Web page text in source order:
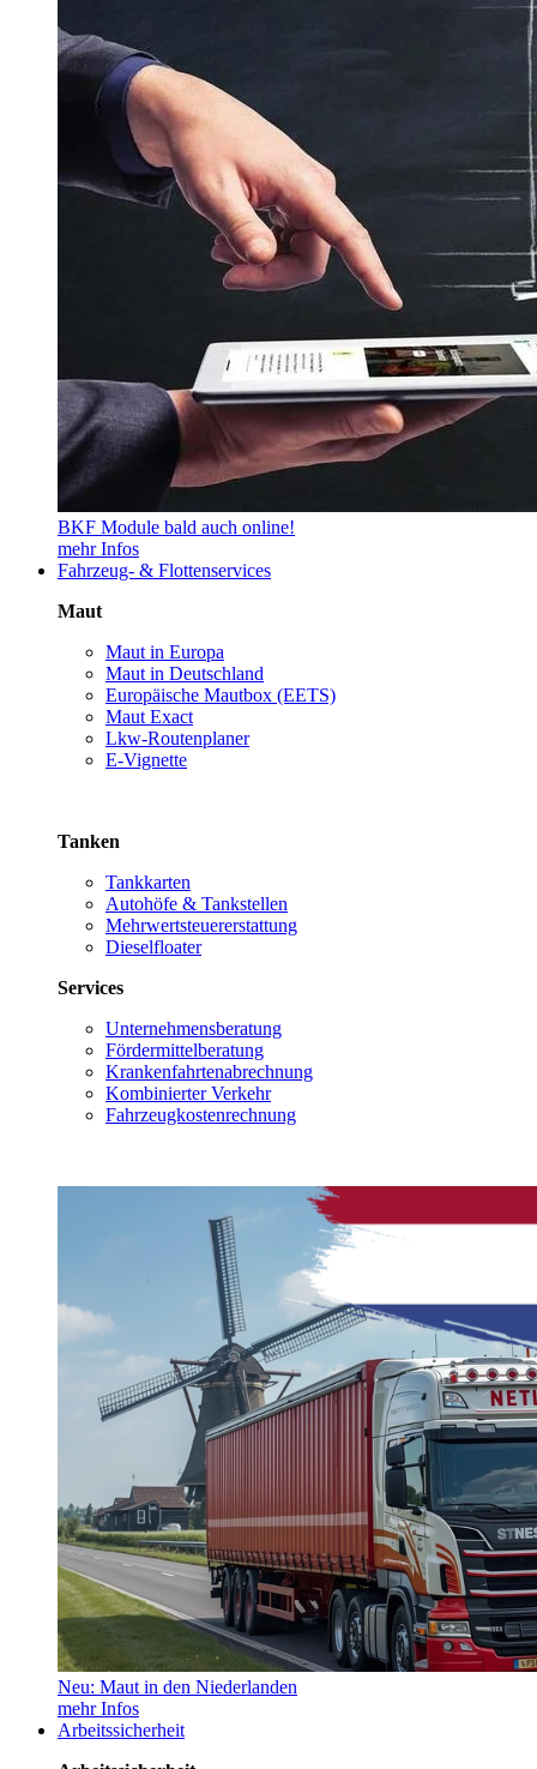
BKF Module bald auch online!
mehr Infos
Fahrzeug- & Flottenservices
Maut
Maut in Europa
Maut in Deutschland
Europäische Mautbox (EETS)
Maut Exact
Lkw-Routenplaner
E-Vignette
Tanken
Tankkarten
Autohöfe & Tankstellen
Mehrwertsteuererstattung
Dieselfloater
Services
Unternehmensberatung
Fördermittelberatung
Krankenfahrtenabrechnung
Kombinierter Verkehr
Fahrzeugkostenrechnung
Neu: Maut in den Niederlanden
mehr Infos
Arbeitssicherheit